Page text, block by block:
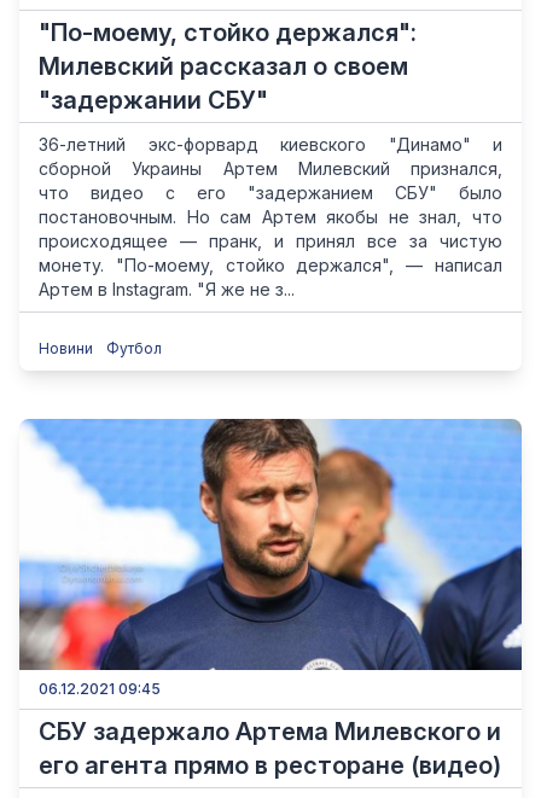
"По-моему, стойко держался":
Милевский рассказал о своем
"задержании СБУ"
36-летний экс-форвард киевского "Динамо" и
сборной Украины Артем Милевский признался,
что видео с его "задержанием СБУ" было
постановочным. Но сам Артем якобы не знал, что
происходящее — пранк, и принял все за чистую
монету. "По-моему, стойко держался", — написал
Артем в Instagram. "Я же не з...
Новини Футбол
06.12.2021 09:45
СБУ задержало Артема Милевского и
его агента прямо в ресторане (видео)